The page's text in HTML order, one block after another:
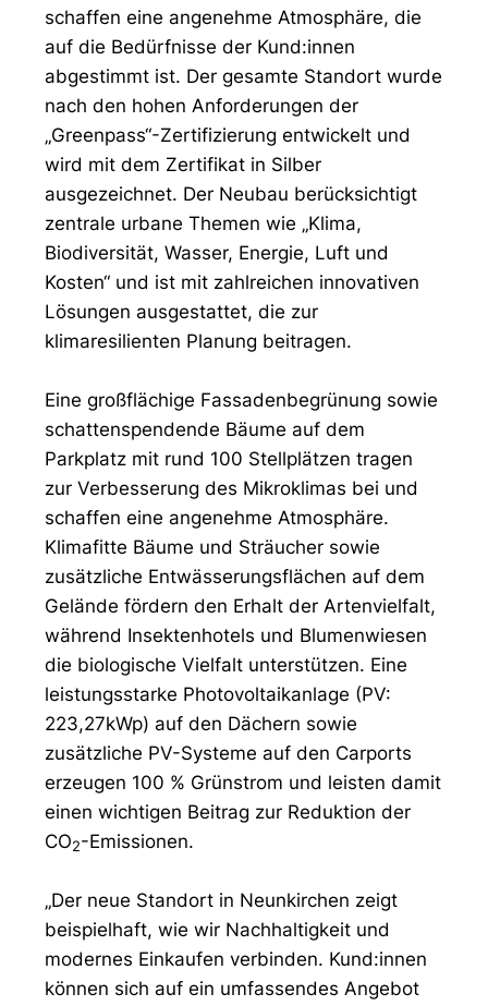
schaffen eine angenehme Atmosphäre, die
auf die Bedürfnisse der Kund:innen
abgestimmt ist. Der gesamte Standort wurde
nach den hohen Anforderungen der
„Greenpass“-Zertifizierung entwickelt und
wird mit dem Zertifikat in Silber
ausgezeichnet. Der Neubau berücksichtigt
zentrale urbane Themen wie „Klima,
Biodiversität, Wasser, Energie, Luft und
Kosten“ und ist mit zahlreichen innovativen
Lösungen ausgestattet, die zur
klimaresilienten Planung beitragen.
Eine großflächige Fassadenbegrünung sowie
schattenspendende Bäume auf dem
Parkplatz mit rund 100 Stellplätzen tragen
zur Verbesserung des Mikroklimas bei und
schaffen eine angenehme Atmosphäre.
Klimafitte Bäume und Sträucher sowie
zusätzliche Entwässerungsflächen auf dem
Gelände fördern den Erhalt der Artenvielfalt,
während Insektenhotels und Blumenwiesen
die biologische Vielfalt unterstützen. Eine
leistungsstarke Photovoltaikanlage (PV:
223,27kWp) auf den Dächern sowie
zusätzliche PV-Systeme auf den Carports
erzeugen 100 % Grünstrom und leisten damit
einen wichtigen Beitrag zur Reduktion der
CO2-Emissionen.
„Der neue Standort in Neunkirchen zeigt
beispielhaft, wie wir Nachhaltigkeit und
modernes Einkaufen verbinden. Kund:innen
können sich auf ein umfassendes Angebot